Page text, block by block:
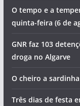
O tempo e a
quinta-feira (6 de
GNR faz 103
droga no Algarve
O cheiro a
Três dias de festa